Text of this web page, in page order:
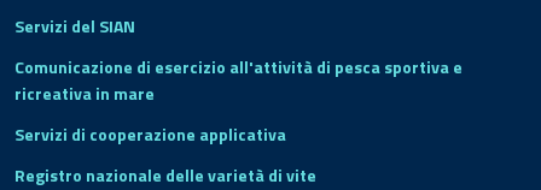
Servizi del SIAN
Comunicazione di esercizio all'attività di pesca sportiva e
ricreativa in mare
Servizi di cooperazione applicativa
Registro nazionale delle varietà di vite